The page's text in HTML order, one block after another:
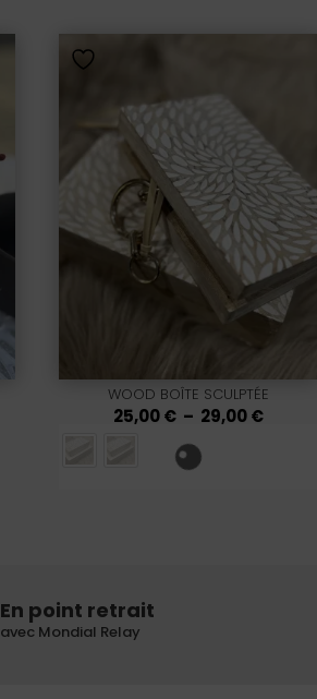
WOOD BOÎTE SCULPTÉE
25,00€ – 29,00€Plage
En point retrait
avec Mondial Relay